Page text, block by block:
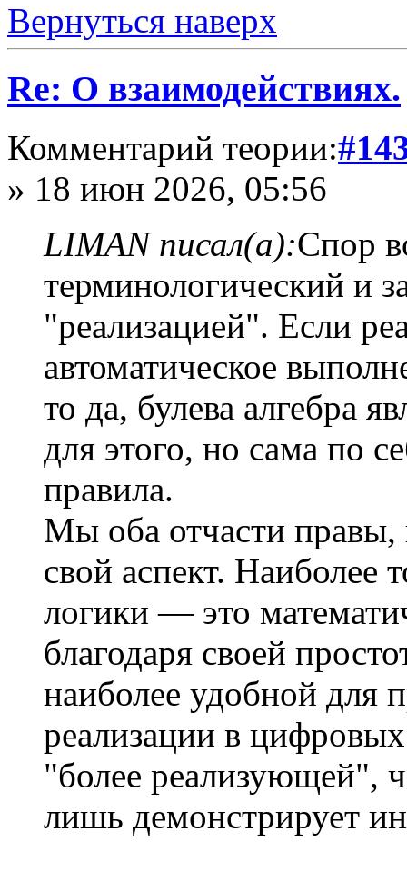
Вернуться наверх
Re: О взаимодействиях.
Комментарий теории:
» 18 июн 2026, 05:56
LIMAN писал(а):Спор
терминологический и
"реализацией". Если
автоматическое
то да, булева алгебра
для этого, но сама по
правила.
Мы оба отчасти правы,
свой аспект. Наиболее
логики — это
благодаря своей
наиболее удобной для
реализации в
"более реализующей",
лишь демонстрирует